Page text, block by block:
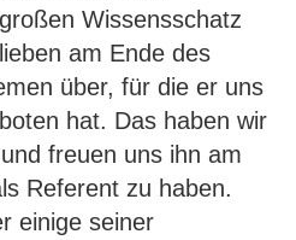
Wissensschatz
am Ende des
über, für die er uns
hat. Das haben wir
freuen uns ihn am
Referent zu haben.
einige seiner